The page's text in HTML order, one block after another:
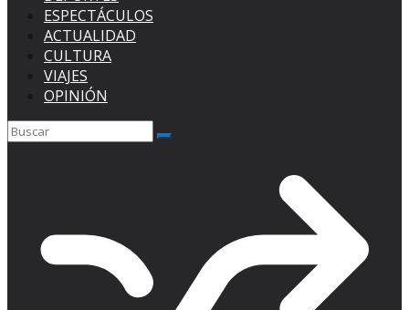
ESPECTÁCULOS
ACTUALIDAD
CULTURA
VIAJES
OPINIÓN